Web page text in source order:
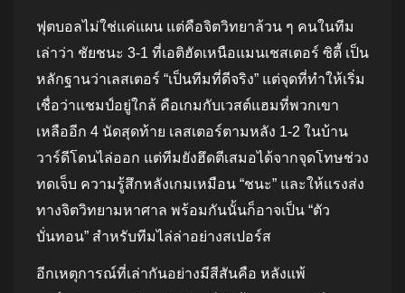
ฟุตบอลไม่ใช่แค่แผน แต่คือจิตวิทยาล้วน ๆ คนในทีม
เล่าว่า ชัยชนะ 3-1 ที่เอติฮัดเหนือแมนเชสเตอร์ ซิตี้ เป็น
หลักฐานว่าเลสเตอร์ “เป็นทีมที่ดีจริง” แต่จุดที่ทำให้เริ่ม
เชื่อว่าแชมป์อยู่ใกล้ คือเกมกับเวสต์แฮมที่พวกเขา
เหลืออีก 4 นัดสุดท้าย เลสเตอร์ตามหลัง 1-2 ในบ้าน
วาร์ดีโดนไล่ออก แต่ทีมยังฮึดตีเสมอได้จากจุดโทษช่วง
ทดเจ็บ ความรู้สึกหลังเกมเหมือน “ชนะ” และให้แรงส่ง
ทางจิตวิทยามหาศาล พร้อมกันนั้นก็อาจเป็น “ตัว
บั่นทอน” สำหรับทีมไล่ล่าอย่างสเปอร์ส
อีกเหตุการณ์ที่เล่ากันอย่างมีสีสันคือ หลังแพ้